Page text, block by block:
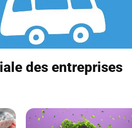
des entreprises